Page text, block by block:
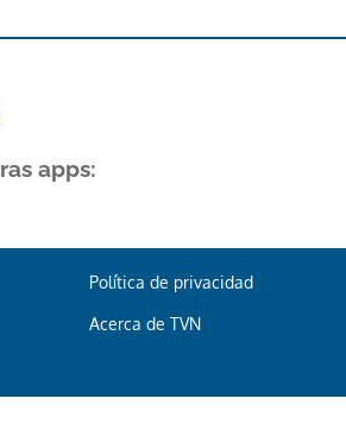
apps:
Política de privacidad
Acerca de TVN